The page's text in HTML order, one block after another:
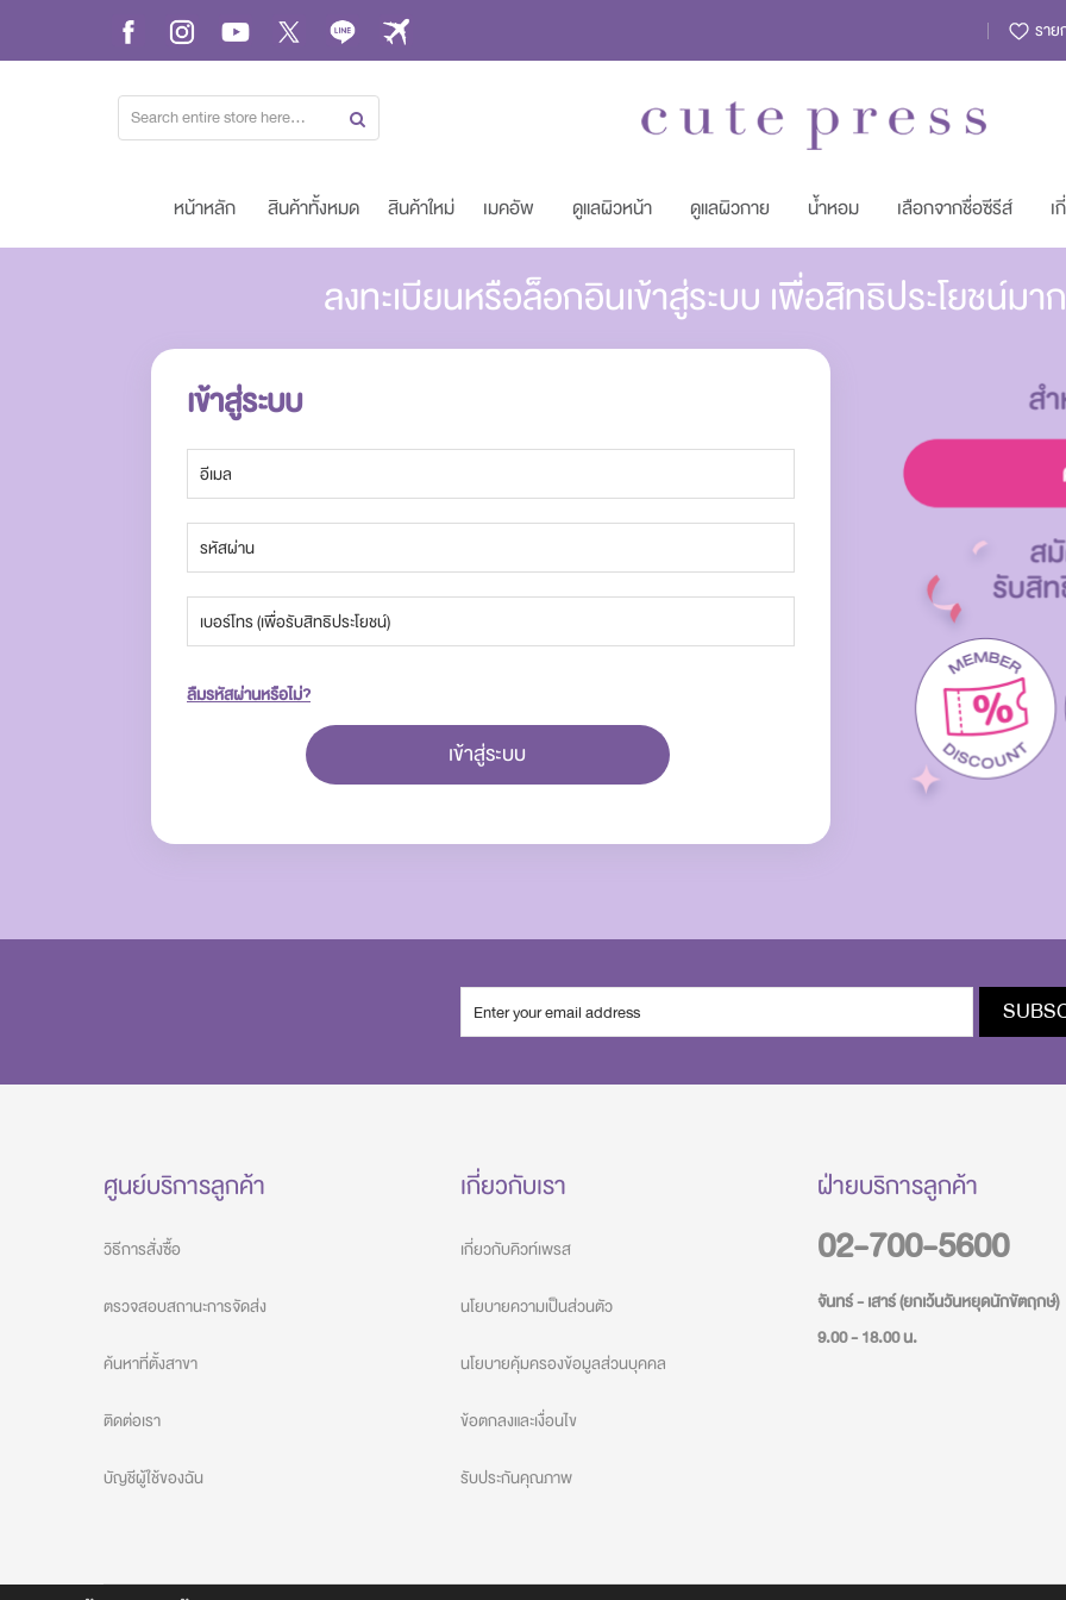
ราย
Skip
Content
หน้าหลัก สินค้าทั้งหมด สินค้าใหม่ เมคอัพ ดูแลผิวหน้า ดูแลผิวกาย น้ำหอม เลือกจากชื่อซีรีส์
ลงทะเบียนหรือล็อกอินเข้าสู่ระบบ เพื่อสิทธิประโยชน์
เข้าสู่ระบบ
ลืมรหัสผ่านหรือไม่?
เข้าสู่ระบบ
ศูนย์บริการลูกค้า
วิธีการสั่งซื้อ
ตรวจสอบสถานะการจัดส่ง
ค้นหาที่ตั้งสาขา
ติดต่อเรา
บัญชีผู้ใช้ของฉัน
เกี่ยวกับเรา
เกี่ยวกับคิวท์เพรส
นโยบายความเป็นส่วนตัว
นโยบายคุ้มครองข้อมูลส่วนบุคคล
ข้อตกลงและเงื่อนไข
รับประกันคุณภาพ
ฝ่ายบริการลูกค้า
02-700-5600
จันทร์ - เสาร์ (ยกเว้นวันหยุดนักขัตฤกษ์)
9.00 - 18.00 น.